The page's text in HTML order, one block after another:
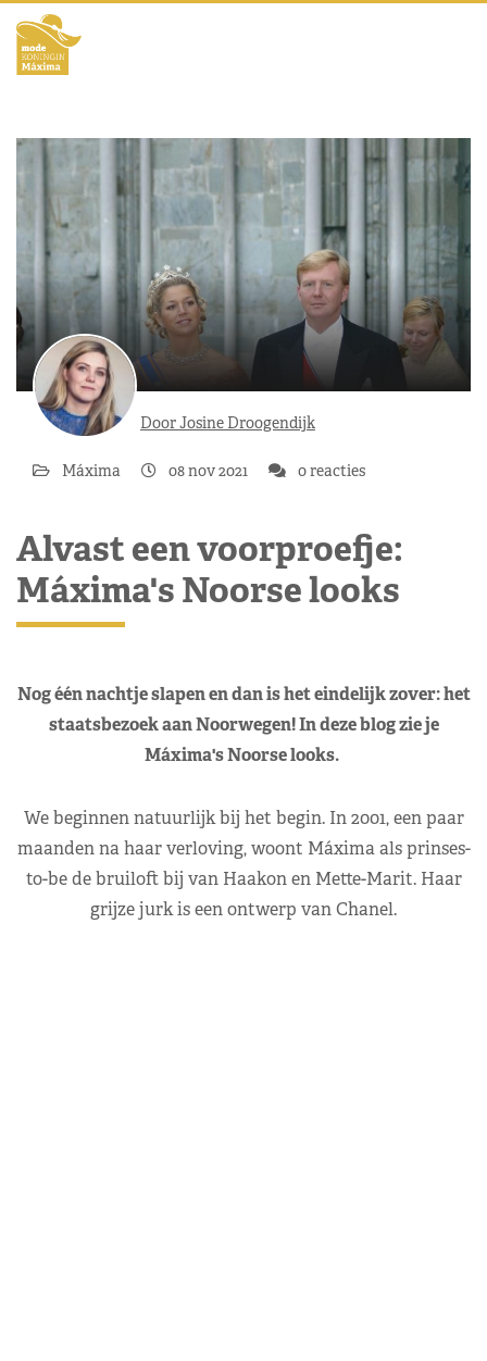
Door Josine Droogendijk
Máxima 08 nov 2021 0 reacties
Alvast een voorproefje:
Máxima's Noorse looks
Nog één nachtje slapen en dan is het eindelijk zover: het
staatsbezoek aan Noorwegen! In deze blog zie je
Máxima's Noorse looks.
We beginnen natuurlijk bij het begin. In 2001, een paar
maanden na haar verloving, woont Máxima als prinses-
to-be de bruiloft bij van Haakon en Mette-Marit. Haar
grijze jurk is een ontwerp van Chanel.